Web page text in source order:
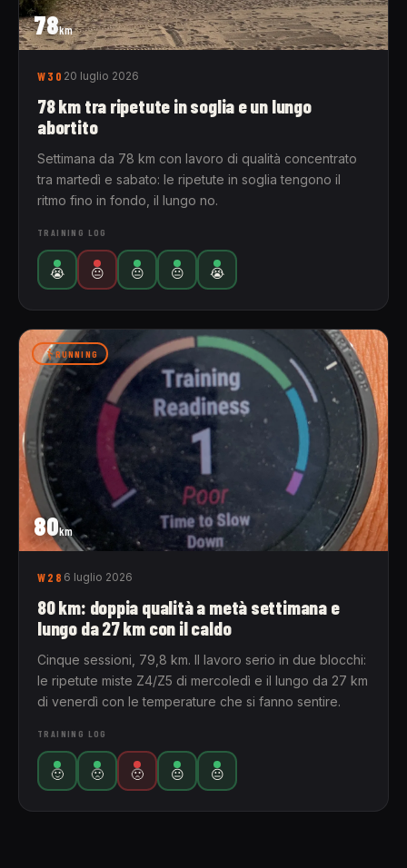
78km
W30 20 luglio 2026
78 km tra ripetute in soglia e un lungo
abortito
Settimana da 78 km con lavoro di qualità concentrato
tra martedì e sabato: le ripetute in soglia tengono il
ritmo fino in fondo, il lungo no.
TRAINING LOG
😭 😐 😐 😐 😭
80km
RUNNING
W28 6 luglio 2026
80 km: doppia qualità a metà settimana e
lungo da 27 km con il caldo
Cinque sessioni, 79,8 km. Il lavoro serio in due blocchi:
le ripetute miste Z4/Z5 di mercoledì e il lungo da 27 km
di venerdì con le temperature che si fanno sentire.
TRAINING LOG
🙂 🙁 🙁 😐 😐